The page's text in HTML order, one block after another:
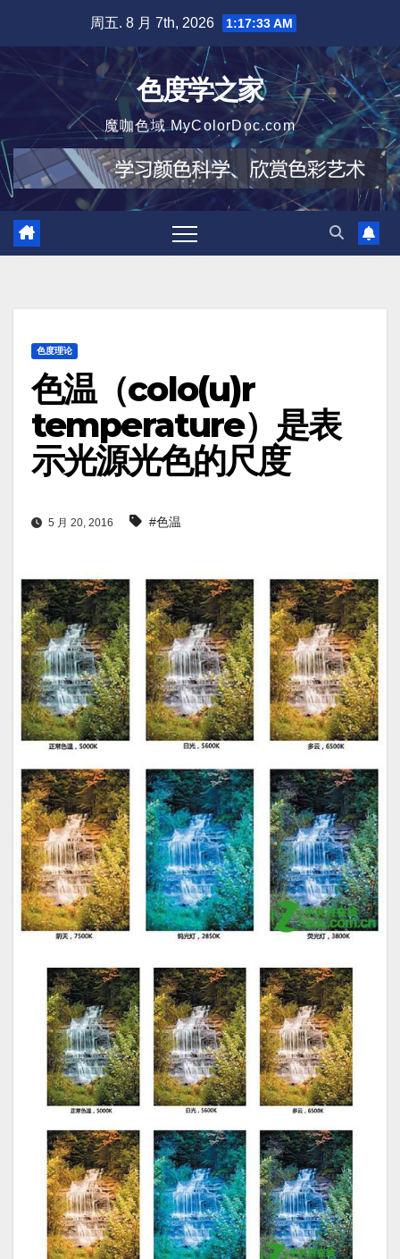
周五. 8 月 7th, 2026 1:17:34 AM
色度学之家
魔咖色域 MyColorDoc.com
色度理论
色温（colo(u)r
temperature）是表
示光源光色的尺度
5 月 20, 2016 #色温